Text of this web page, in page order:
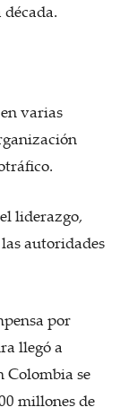
varias
liderazgo,
autoridades
por
llegó a
Colombia se
millones de